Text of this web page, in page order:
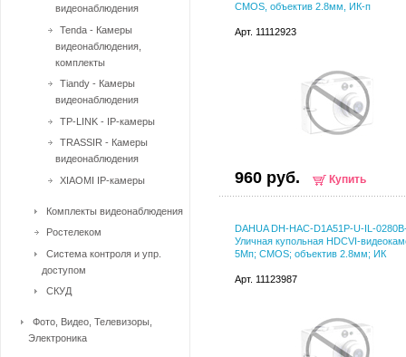
CMOS, объектив 2.8мм, ИК-п
Арт. 11112923
960 руб. Купить
DAHUA DH-HAC-D1A51P-U-IL-
Уличная купольная HDCVI-
5Мп; CMOS; объектив 2.8мм; ИК
Арт. 11123987
видеонаблюдения
Tenda - Камеры
видеонаблюдения,
комплекты
Tiandy - Камеры
видеонаблюдения
TP-LINK - IP-камеры
TRASSIR - Камеры
видеонаблюдения
XIAOMI IP-камеры
Комплекты видеонаблюдения
Ростелеком
Система контроля и упр.
доступом
СКУД
Фото, Видео, Телевизоры,
Электроника